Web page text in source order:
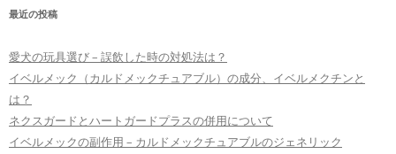
最近の投稿
愛犬の玩具選び – 誤飲した時の対処法は？
イベルメック（カルドメックチュアブル）の成分、イベルメクチンと
は？
ネクスガードとハートガードプラスの併用について
イベルメックの副作用 – カルドメックチュアブルのジェネリック